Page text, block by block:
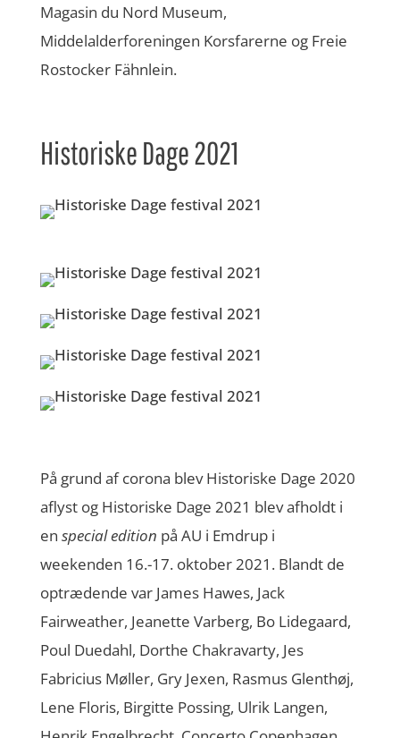
Magasin du Nord Museum,
Middelalderforeningen Korsfarerne og Freie
Rostocker Fähnlein.
Historiske Dage 2021
På grund af corona blev Historiske Dage 2020
aflyst og Historiske Dage 2021 blev afholdt i
en special edition på AU i Emdrup i
weekenden 16.-17. oktober 2021. Blandt de
optrædende var James Hawes, Jack
Fairweather, Jeanette Varberg, Bo Lidegaard,
Poul Duedahl, Dorthe Chakravarty, Jes
Fabricius Møller, Gry Jexen, Rasmus Glenthøj,
Lene Floris, Birgitte Possing, Ulrik Langen,